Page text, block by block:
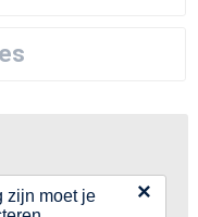
zijn moet je
×